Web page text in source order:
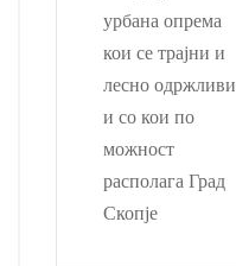
урбана опрема
кои се трајни и
лесно одржливи
и со кои по
можност
располага Град
Скопје